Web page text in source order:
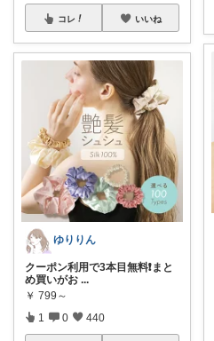
コレ いいね
ゆりりん
クーポン利用で3本目無料❗️まと
め買いがお ...
￥ 799～
1 0 440